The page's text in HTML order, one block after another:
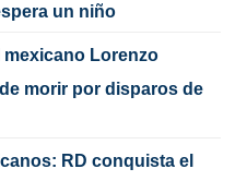
un niño
Lorenzo
morir por disparos de
RD conquista el